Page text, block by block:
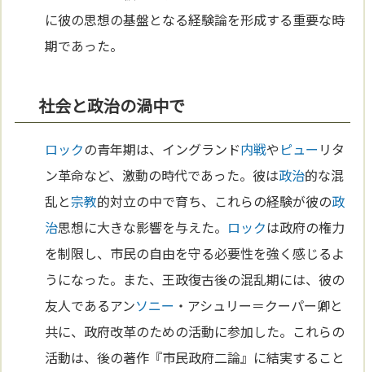
に彼の思想の基盤となる経験論を形成する重要な時
期であった。
社会と政治の渦中で
ロックの青年期は、イングランド内戦や ピュー リタ
ン革命など、激動の時代であった。彼は政治的な混
乱と宗教的対立の中で育ち、これらの経験が彼の政
治思想に大きな影響を与えた。 ロックは政府の権力
を制限し、市民の自由を守る必要性を強く感じるよ
うになった。また、王政復古後の混乱期には、彼の
友人であるアンソニー ・アシュリー＝クーパー卿と
共に、政府改革のための活動に参加した。これらの
活動は、後の著作『市民政府二論』に結実すること